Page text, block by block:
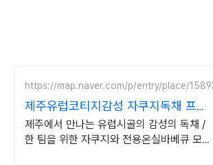
https://map.naver.com/p/entry/place/
제주유럽코티지감성 자쿠지독채 프라
이빗 제주여행, 유럽감성
제주에서 만나는 유럽시골의 감성의 독채 /
한 팀을 위한 자쿠지와 전용온실바베큐 모두